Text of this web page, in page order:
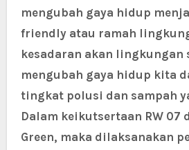
mengubah gaya hidup
friendly atau ramah
kesadaran akan lingkungan
mengubah gaya hidup kita
tingkat polusi dan sampah
Dalam keikutsertaan RW 07
Green, maka dilaksanakan